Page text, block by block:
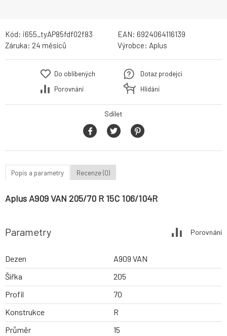
Kód: i655_tyAP85fdf02f83 EAN: 6924064116139
Záruka: 24 měsíců Výrobce: Aplus
Do oblíbených
Porovnání
Dotaz prodejci
Hlídání
Sdílet
Popis a parametry Recenze (0)
Aplus A909 VAN 205/70 R 15C 106/104R
Parametry Porovnání
Dezen
A909 VAN
Šířka
205
Profil
70
Konstrukce
R
Průměr
15